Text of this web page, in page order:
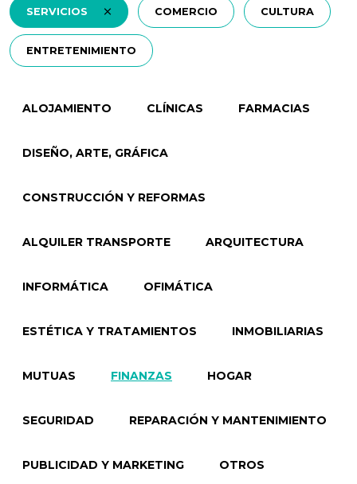
SERVICIOS COMERCIO CULTURA
ENTRETENIMIENTO
ALOJAMIENTO CLÍNICAS FARMACIAS
DISEÑO, ARTE, GRÁFICA
CONSTRUCCIÓN Y REFORMAS
ALQUILER TRANSPORTE ARQUITECTURA
INFORMÁTICA OFIMÁTICA
ESTÉTICA Y TRATAMIENTOS INMOBILIARIAS
MUTUAS FINANZAS HOGAR
SEGURIDAD REPARACIÓN Y MANTENIMIENTO
PUBLICIDAD Y MARKETING OTROS